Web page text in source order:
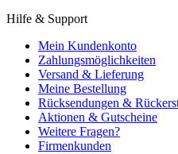
Hilfe & Support
Mein Kundenkonto
Zahlungsmöglichkeiten
Versand & Lieferung
Meine Bestellung
Rücksendungen &
Aktionen & Gutscheine
Weitere Fragen?
Firmenkunden